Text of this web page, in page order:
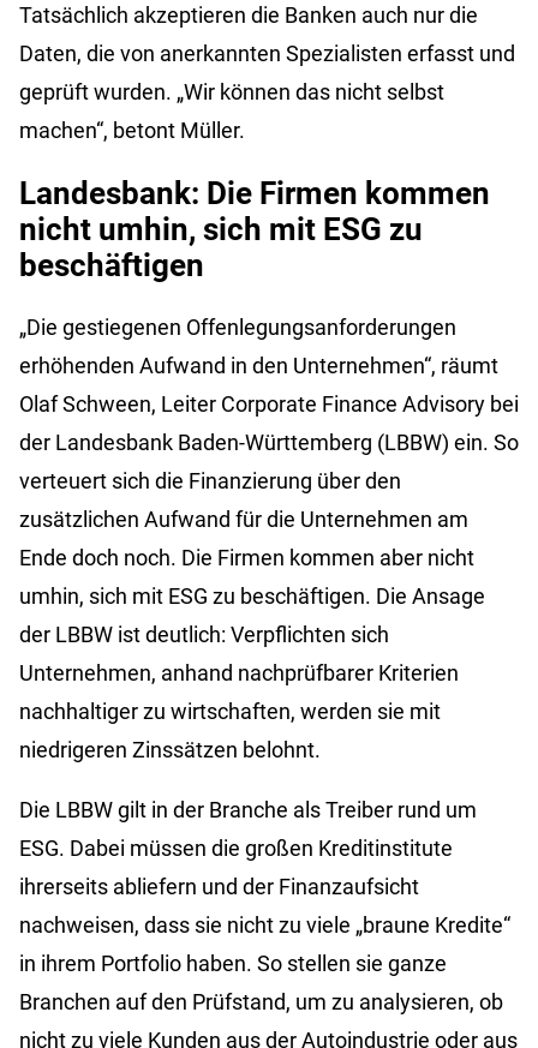
Tatsächlich akzeptieren die Banken auch nur die
Daten, die von anerkannten Spezialisten erfasst und
geprüft wurden. „Wir können das nicht selbst
machen“, betont Müller.
Landesbank: Die Firmen kommen
nicht umhin, sich mit ESG zu
beschäftigen
„Die gestiegenen Offenlegungsanforderungen
erhöhenden Aufwand in den Unternehmen“, räumt
Olaf Schween, Leiter Corporate Finance Advisory bei
der Landesbank Baden-Württemberg (LBBW) ein. So
verteuert sich die Finanzierung über den
zusätzlichen Aufwand für die Unternehmen am
Ende doch noch. Die Firmen kommen aber nicht
umhin, sich mit ESG zu beschäftigen. Die Ansage
der LBBW ist deutlich: Verpflichten sich
Unternehmen, anhand nachprüfbarer Kriterien
nachhaltiger zu wirtschaften, werden sie mit
niedrigeren Zinssätzen belohnt.
Die LBBW gilt in der Branche als Treiber rund um
ESG. Dabei müssen die großen Kreditinstitute
ihrerseits abliefern und der Finanzaufsicht
nachweisen, dass sie nicht zu viele „braune Kredite“
in ihrem Portfolio haben. So stellen sie ganze
Branchen auf den Prüfstand, um zu analysieren, ob
nicht zu viele Kunden aus der Autoindustrie oder aus